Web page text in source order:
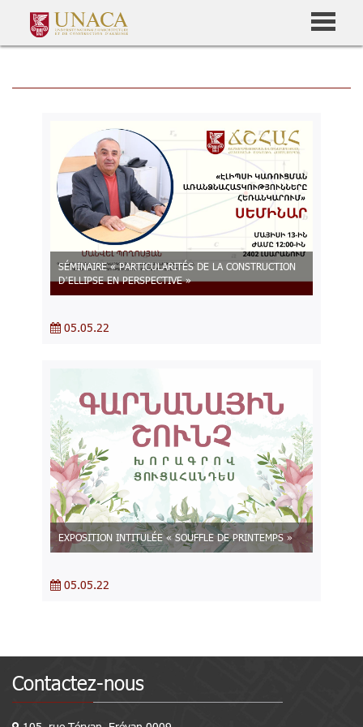
SÉMINAIRE « PARTICULARITÉS DE LA CONSTRUCTION
D’ELLIPSE EN PERSPECTIVE »
05.05.22
EXPOSITION INTITULÉE « SOUFFLE DE PRINTEMPS »
05.05.22
Contactez-nous